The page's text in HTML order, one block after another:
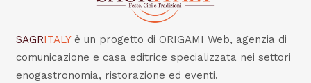
SAGRITALY è un progetto di ORIGAMI Web, agenzia di
comunicazione e casa editrice specializzata nei settori
enogastronomia, ristorazione ed eventi.